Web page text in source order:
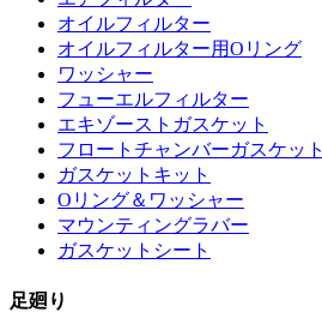
オイルフィルター
オイルフィルター用Oリング
ワッシャー
フューエルフィルター
エキゾーストガスケット
フロートチャンバーガスケット
ガスケットキット
Oリング＆ワッシャー
マウンティングラバー
ガスケットシート
足廻り